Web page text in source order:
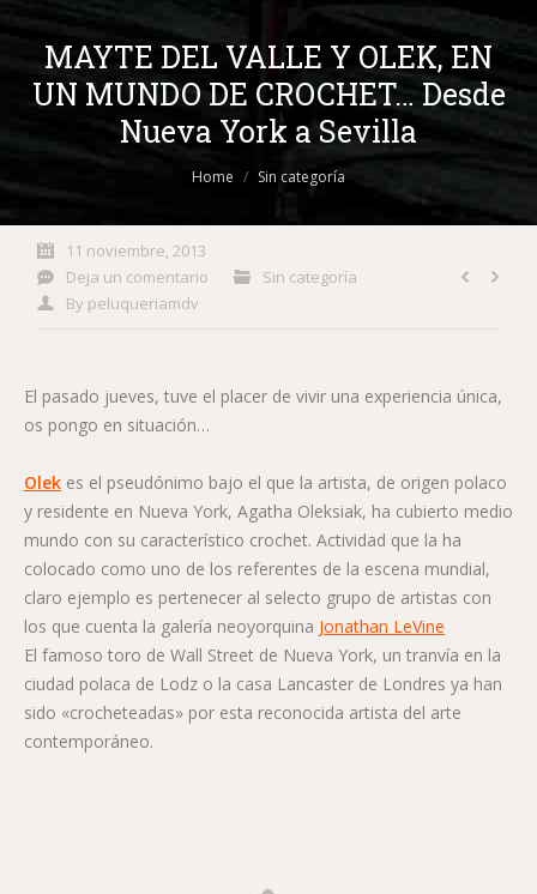
MAYTE DEL VALLE Y OLEK, EN
UN MUNDO DE CROCHET… Desde
Nueva York a Sevilla
Home Sin categoría
11 noviembre, 2013
Deja un comentario
Sin categoría
By peluqueriamdv
El pasado jueves, tuve el placer de vivir una experiencia única,
os pongo en situación…
Olek es el pseudónimo bajo el que la artista, de origen polaco
y residente en Nueva York, Agatha Oleksiak, ha cubierto medio
mundo con su característico crochet. Actividad que la ha
colocado como uno de los referentes de la escena mundial,
claro ejemplo es pertenecer al selecto grupo de artistas con
los que cuenta la galería neoyorquina Jonathan LeVine
El famoso toro de Wall Street de Nueva York, un tranvía en la
ciudad polaca de Lodz o la casa Lancaster de Londres ya han
sido «crocheteadas» por esta reconocida artista del arte
contemporáneo.